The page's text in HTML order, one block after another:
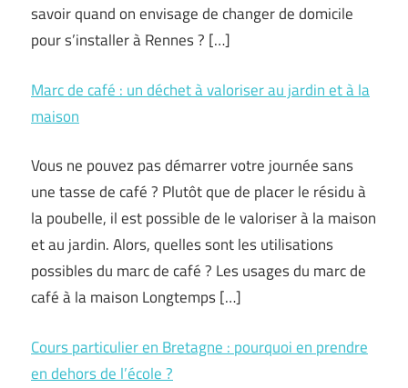
savoir quand on envisage de changer de domicile
pour s’installer à Rennes ? […]
Marc de café : un déchet à valoriser au jardin et à la
maison
Vous ne pouvez pas démarrer votre journée sans
une tasse de café ? Plutôt que de placer le résidu à
la poubelle, il est possible de le valoriser à la maison
et au jardin. Alors, quelles sont les utilisations
possibles du marc de café ? Les usages du marc de
café à la maison Longtemps […]
Cours particulier en Bretagne : pourquoi en prendre
en dehors de l’école ?